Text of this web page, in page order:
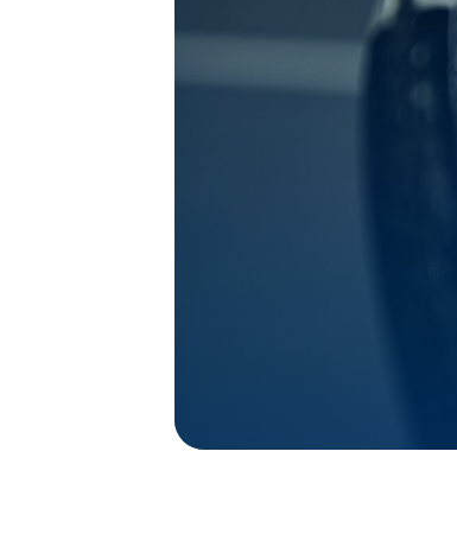
TC St. Mauritz Münster